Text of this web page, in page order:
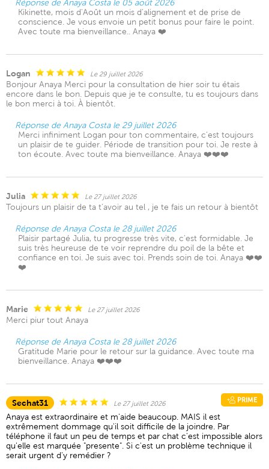
Réponse de Anaya Costa le 05 août 2026
Kikinette, mois d'Août un mois d'alignement et de prise de
conscience. Je vous envoie un petit bonus pour faire le point.
Avec toute ma bienveillance.. Anaya ❤️
Logan Le 29 juillet 2026
Bonjour Anaya Merci pour la consultation de hier soir tu étais
encore dans le bon. Depuis que je te consulte, tu es toujours dans
le bon merci à toi. À bientôt.
Réponse de Anaya Costa le 29 juillet 2026
Merci infiniment Logan pour ton commentaire, c'est toujours
un plaisir de te guider. Période de transition pour toi. Je reste à
ton écoute. Avec toute ma bienveillance. Anaya ❤️❤️❤️
Julia Le 27 juillet 2026
Toujours un plaisir de ta t’avoir au tel , je te fais un retour à bientôt
Réponse de Anaya Costa le 28 juillet 2026
Plaisir partagé Julia, tu progresse très vite, c'est formidable. Je
suis très heureuse de te voir reprendre du poil de la bête et
confiance en toi. Je suis avec toi. Prends soin de toi. Anaya ❤️❤️
❤️
Marie Le 27 juillet 2026
Merci piur tout Anaya
Réponse de Anaya Costa le 28 juillet 2026
Gratitude Marie pour le retour sur la guidance. Avec toute ma
bienveillance. Anaya ❤️❤️❤️
Sechat31 Le 27 juillet 2026 PRIME
Anaya est extraordinaire et m'aide beaucoup. MAIS il est
extrêmement dommage qu'il soit difficile de la joindre. Par
téléphone il faut un peu de temps et par chat c'est impossible alors
qu'elle est marquée "presente". Si c'est un problème technique il
serait urgent d'y remédier ?